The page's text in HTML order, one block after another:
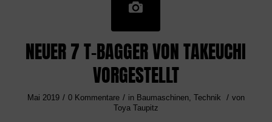
NEUER 7 T-BAGGER VON TAKEUCHI
VORGESTELLT
Mai 2019 / 0 Kommentare / in Baumaschinen, Technik / von
Toya Taupitz